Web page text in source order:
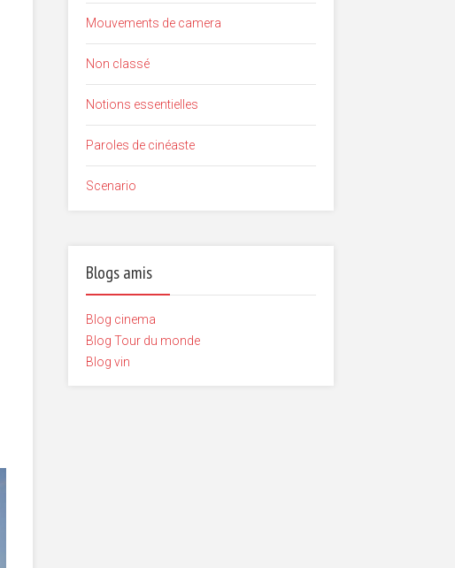
Mouvements de camera
Non classé
Notions essentielles
Paroles de cinéaste
Scenario
Blogs amis
Blog cinema
Blog Tour du monde
Blog vin